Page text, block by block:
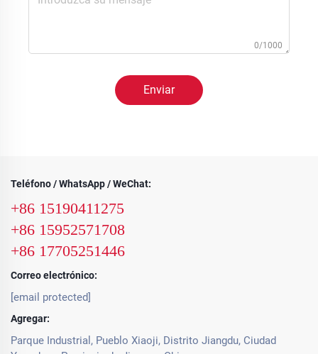
0/1000
Enviar
Teléfono / WhatsApp / WeChat:
+86 15190411275
+86 15952571708
+86 17705251446
Correo electrónico:
[email protected]
Agregar:
Parque Industrial, Pueblo Xiaoji, Distrito Jiangdu, Ciudad